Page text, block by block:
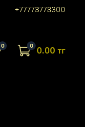
+77773773300
0 0 0.00 тг